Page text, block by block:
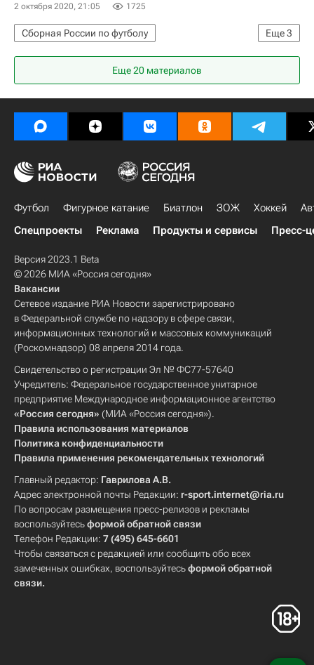
2 октября 2020, 21:05 1725
Еще3
Сборная России по футболу
Сборная Турции по футболу
Сербия
Лига наций УЕФА. Лига B
Еще 20 материалов
Футбол Фигурное катание Биатлон ЗОЖ Хоккей
Спецпроекты
Реклама Продукты и сервисы Пресс-
Версия 2023.1 Beta
© 2026 МИА «Россия сегодня»
Вакансии
Сетевое издание РИА Новости зарегистрировано
в Федеральной службе по надзору в сфере связи,
информационных технологий и массовых коммуникаций
(Роскомнадзор) 08 апреля 2014 года.
Свидетельство о регистрации Эл № ФС77-57640
Учредитель: Федеральное государственное унитарное
предприятие Международное информационное агентство
«Россия сегодня» (МИА «Россия сегодня»).
Правила использования материалов
Политика конфиденциальности
Правила применения рекомендательных технологий
Главный редактор: Гаврилова А.В.
Адрес электронной почты Редакции: r-sport.internet@ria.ru
По вопросам размещения пресс-релизов и рекламы
воспользуйтесьформой обратной связи
Телефон Редакции: 7 (495) 645-6601
Чтобы связаться с редакцией или сообщить обо всех
замеченных ошибках, воспользуйтесьформой обратной
связи.